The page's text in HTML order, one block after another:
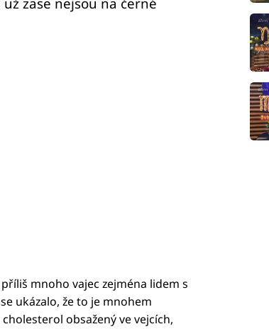
mnoho vajec zejména lidem s
ukázalo, že to je mnohem
obsažený ve vejcích,